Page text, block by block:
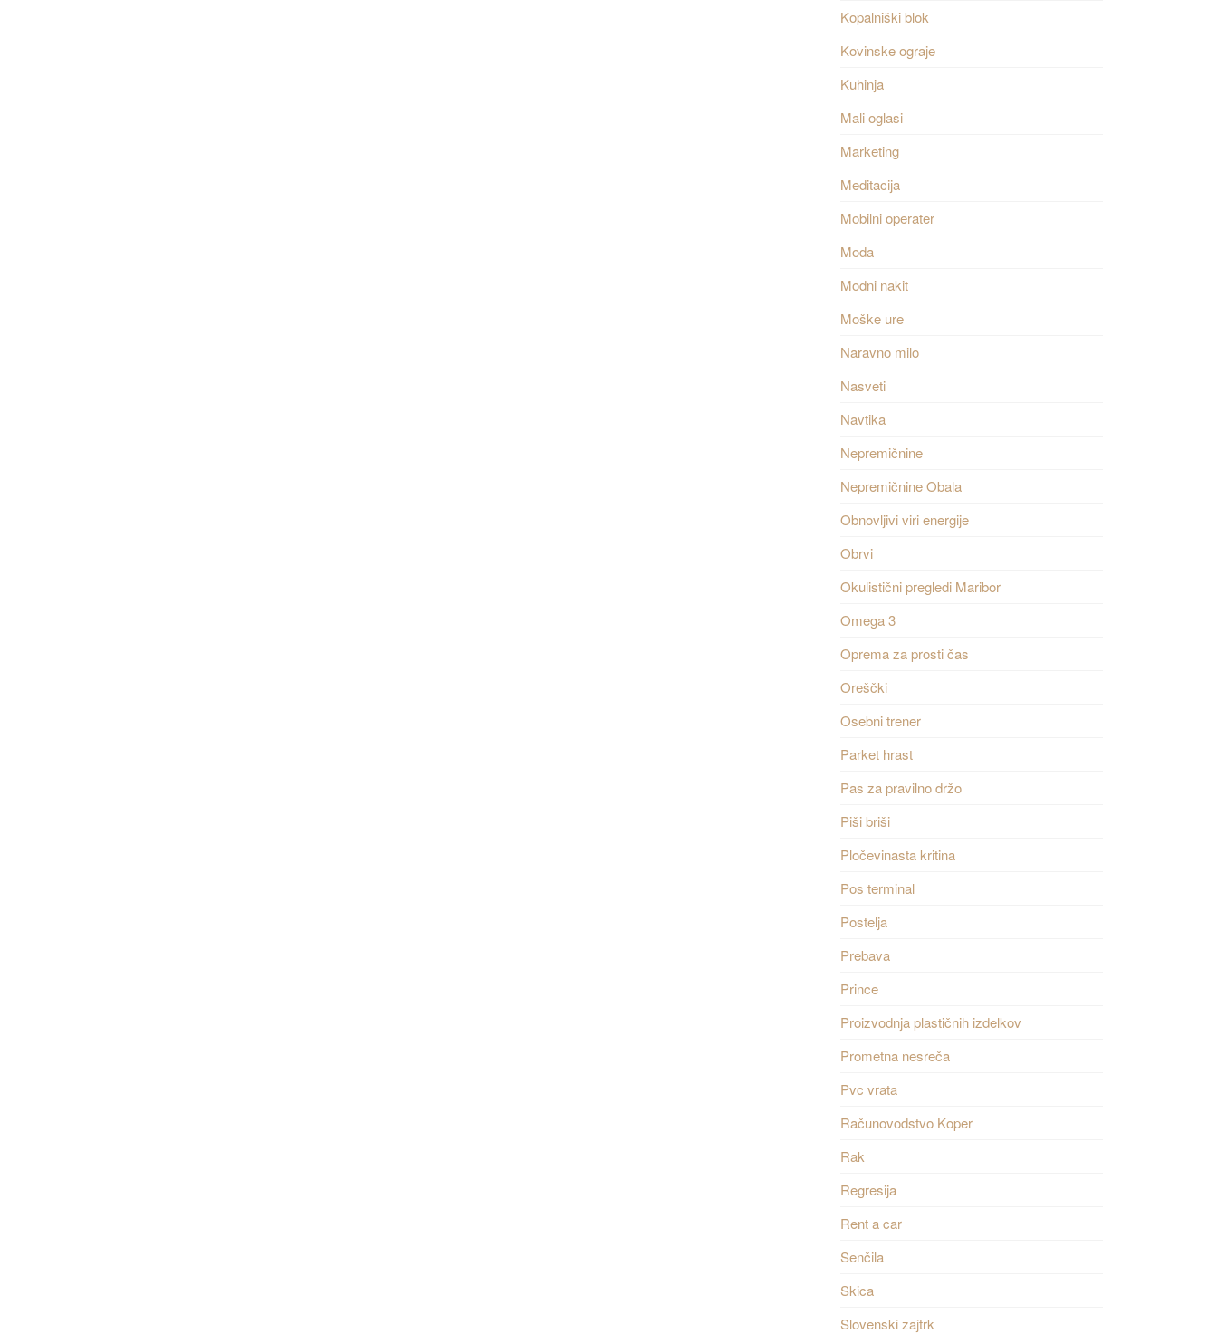
Kopalniški blok
Kovinske ograje
Kuhinja
Mali oglasi
Marketing
Meditacija
Mobilni operater
Moda
Modni nakit
Moške ure
Naravno milo
Nasveti
Navtika
Nepremičnine
Nepremičnine Obala
Obnovljivi viri energije
Obrvi
Okulistični pregledi Maribor
Omega 3
Oprema za prosti čas
Oreščki
Osebni trener
Parket hrast
Pas za pravilno držo
Piši briši
Pločevinasta kritina
Pos terminal
Postelja
Prebava
Prince
Proizvodnja plastičnih izdelkov
Prometna nesreča
Pvc vrata
Računovodstvo Koper
Rak
Regresija
Rent a car
Senčila
Skica
Slovenski zajtrk